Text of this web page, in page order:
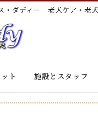
・ダディー 老犬ケア・老
ト 施設とスタッフ